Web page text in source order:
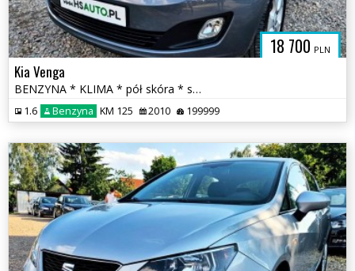
18 700 PLN
Kia Venga
BENZYNA * KLIMA * pół skóra * super * okazja * POLECAMY
1.6 Benzyna KM 125 2010 199999